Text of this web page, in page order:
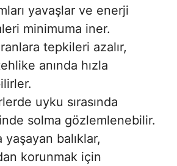
yavaşlar ve enerji
minimuma iner.
tepkileri azalır,
anında hızla
uyku sırasında
solma gözlemlenebilir.
yaşayan balıklar,
korunmak için